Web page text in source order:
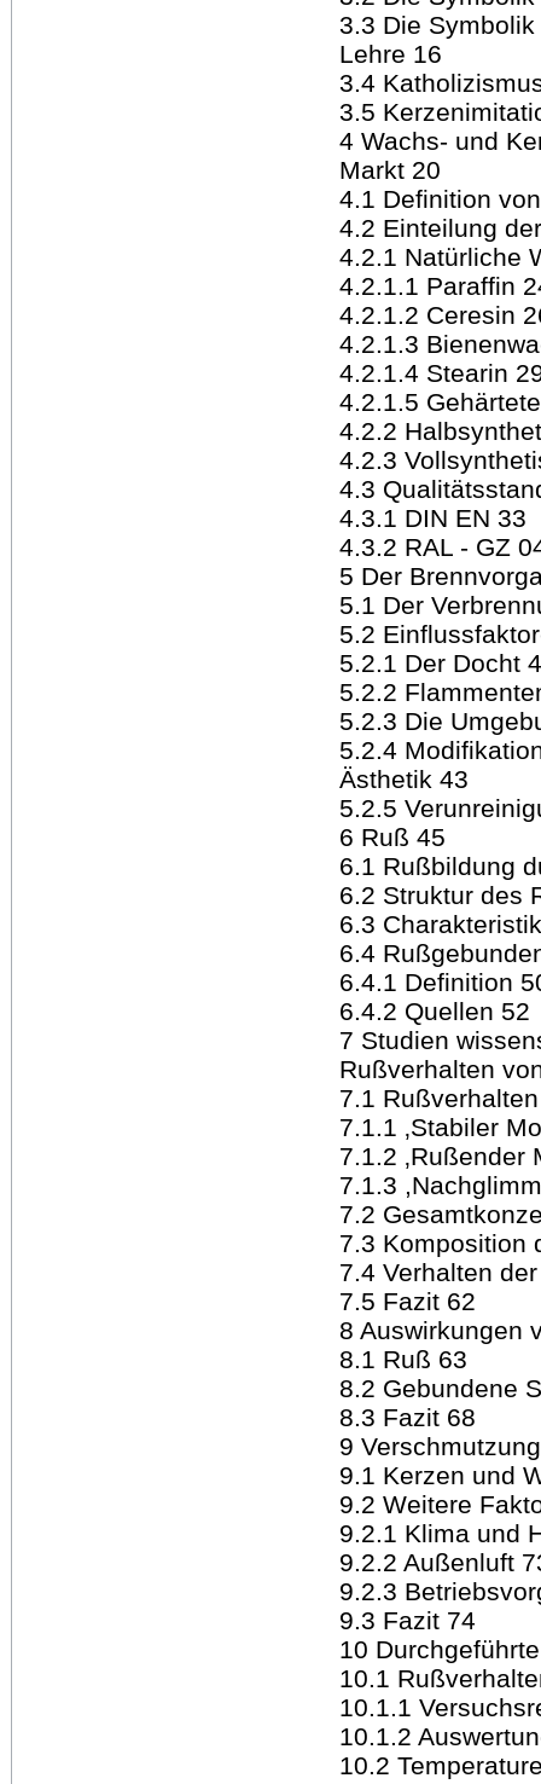
3.3 Die
Lehre 16
3.4
3.5
4 Wachs- und
Markt 20
4.1 Definition
4.2 Einteilung
4.2.1 Natürliche
4.2.1.1 Paraffin
4.2.1.2 Ceresin
4.2.1.3
4.2.1.4 Stearin
4.2.1.5
4.2.2
4.2.3
4.3
4.3.1 DIN EN 33
4.3.2 RAL - GZ
5 Der
5.1 Der
5.2
5.2.1 Der Docht
5.2.2
5.2.3 Die
5.2.4
Ästhetik 43
5.2.5
6 Ruß 45
6.1 Rußbildung
6.2 Struktur des
6.3
6.4
6.4.1 Definition
6.4.2 Quellen 52
7 Studien
Rußverhalten
7.1
7.1.1 ‚Stabiler
7.1.2 ‚Rußender
7.1.3
7.2
7.3 Komposition
7.4 Verhalten
7.5 Fazit 62
8 Auswirkungen
8.1 Ruß 63
8.2 Gebundene
8.3 Fazit 68
9
9.1 Kerzen und
9.2 Weitere
9.2.1 Klima und
9.2.2 Außenluft
9.2.3
9.3 Fazit 74
10
10.1
10.1.1
10.1.2
10.2